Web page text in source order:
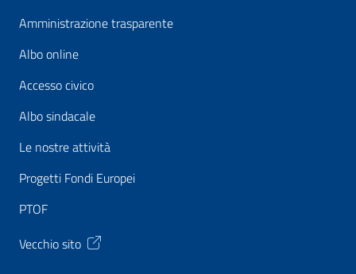
Amministrazione trasparente
Albo online
Accesso civico
Albo sindacale
Le nostre attività
Progetti Fondi Europei
PTOF
Vecchio sito